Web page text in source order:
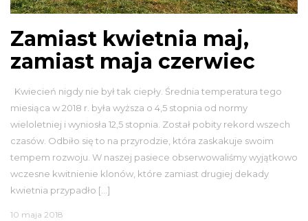
Zamiast kwietnia maj,
zamiast maja czerwiec
Kwiecień nigdy nie był tak ciepły. Średnia temperatura tego
miesiąca w 2018 r. była wyższa o 4,5 stopnia od normy
wieloletniej i wyniosła 12,5 stopnia. Został pobity rekord wszech
czasów. Odbiło się to na przyrodzie, która zaskakuje swoim
tempem rozwoju. W naszej pasiece obserwowaliśmy wyjątkowo
wczesne kwitnienie klonów, które zamiast drugiej dekady
kwietnia przypadło […]
10 maja 2018